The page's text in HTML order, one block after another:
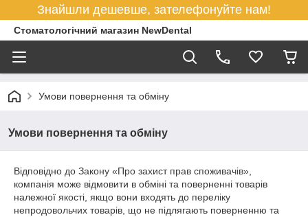
Знайшли дешевше, зателефонуйте нам!
Стоматологічний магазин NewDental
Умови повернення та обміну
Умови повернення та обміну
Відповідно до Закону «Про захист прав споживачів»
компанія може відмовити в обміні та поверненні товарів
належної якості, якщо вони входять до переліку
непродовольчих товарів , що не підлягають поверненню та